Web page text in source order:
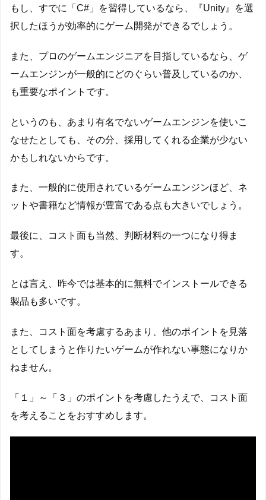
もし、すでに「C#」を習得しているなら、『Unity』を選
択したほうが効率的にゲーム開発ができるでしょう。
また、プロのゲームエンジニアを目指しているなら、ゲ
ームエンジンが一般的にどのぐらい普及しているのか、
も重要なポイントです。
というのも、あまり有名でないゲームエンジンを使いこ
なせたとしても、その分、採用してくれる企業が少ない
かもしれないからです。
また、一般的に使用されているゲームエンジンほど、ネ
ットや書籍など情報が豊富である点も大きいでしょう。
最後に、コスト面も当然、判断材料の一つになり得ま
す。
とは言え、昨今では基本的に無料でインストールできる
製品も多いです。
また、コスト面を考慮するあまり、他のポイントを見落
としてしまうと作りたいゲームが作れない事態になりか
ねません。
「１」～「３」のポイントを考慮したうえで、コスト面
を考えることをおすすめします。